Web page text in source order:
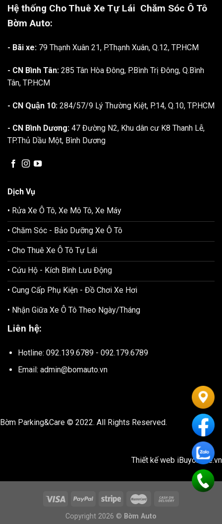
Hệ thống Cho Thuê Xe Tự Lái Chăm Sóc Ô Tô
Bờm Auto:
- Bãi xe: 79 Thạnh Xuân 21, P.Thạnh Xuân, Q.12, TP.HCM
- CN Bình Tân: 285 Tân Hòa Đông, P.Bình Trị Đông, Q.Bình
Tân, TP.HCM
- CN Quận 10: 284/57/9 Lý Thường Kiệt, P.14, Q.10, TP.HCM
- CN Bình Dương: 47 Đường N2, Khu dân cư K8 Thanh Lễ,
TP.Thủ Dầu Một, Bình Dương
Dịch Vụ
• Rửa Xe Ô Tô, Xe Mô Tô, Xe Máy
• Chăm Sóc - Bảo Dưỡng Xe Ô Tô
• Cho Thuê Xe Ô Tô Tự Lái
• Cứu Hộ - Kích Bình Lưu Động
• Cung Cấp Phụ Kiện - Đồ Chơi Xe Hơi
• Nhận Giữa Xe Ô Tô Theo Ngày/Tháng
Liên hệ:
Hotline: 092.139.6789 - 092.179.6789
Email: admin@bomauto.vn
Bờm Parking&Care © 2022. All Rights Reserved.
Thiết kế web iBuyonline.vn
Copyright 2026 © Bờm Auto